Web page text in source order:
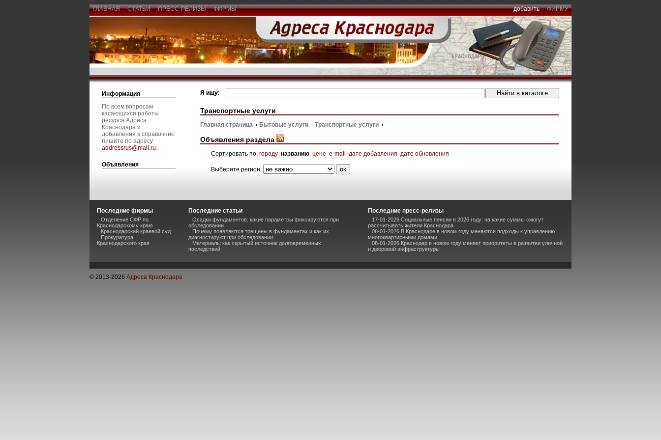
ГЛАВНАЯ СТАТЬИ ПРЕСС-РЕЛИЗЫ ФИРМЫ добавить ФИРМУ
Информация
По всем вопросам
касающихся работы
ресурса Адреса
Краснодара и
добавления в справочник
пишите по адресу
addressrus@mail.ru.
Объявления
Я ищу:
Транспортные услуги
Главная страница Бытовые услуги Транспортные услуги
Объявления раздела
Сортировать по: городу названию цене e-mail дате добавления дате обновления
Выберите регион:
Последние фирмы
Отделение СФР по
Краснодарскому краю
Краснодарский краевой суд
Прокуратура
Краснодарского края
Последние статьи
Осадки фундаментов: какие параметры фиксируются при
обследовании
Почему появляются трещины в фундаментах и как их
диагностируют при обследовании
Материалы как скрытый источник долговременных
последствий
Последние пресс-релизы
17-01-2026 Социальные пенсии в 2026 году: на какие суммы смогут
рассчитывать жители Краснодара
08-01-2026 В Краснодаре в новом году меняются подходы к управлению
многоквартирными домами
08-01-2026 Краснодар в новом году меняет приоритеты в развитии уличной
и дворовой инфраструктуры
© 2013-2026 Адреса Краснодара